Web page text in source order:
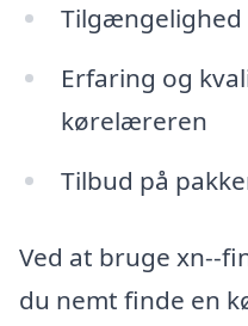
Erfaring og
kørelæreren
Tilbud på
Ved at bruge xn--
du nemt finde en